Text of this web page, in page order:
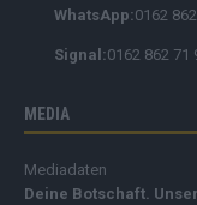
WhatsApp:0162
Signal:0162 862 71
MEDIA
Mediadaten
Deine Botschaft.